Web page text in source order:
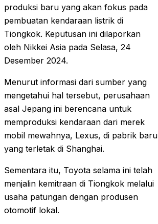
produksi baru yang akan fokus pada
pembuatan kendaraan listrik di
Tiongkok. Keputusan ini dilaporkan
oleh Nikkei Asia pada Selasa, 24
Desember 2024.
Menurut informasi dari sumber yang
mengetahui hal tersebut, perusahaan
asal Jepang ini berencana untuk
memproduksi kendaraan dari merek
mobil mewahnya, Lexus, di pabrik baru
yang terletak di Shanghai.
Sementara itu, Toyota selama ini telah
menjalin kemitraan di Tiongkok melalui
usaha patungan dengan produsen
otomotif lokal.